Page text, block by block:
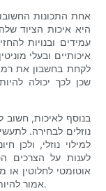
אחת התכונות
היא איכות הציוד
עמידים ובנויות
איכותיים ובעלי
לקחת בחשבון את
שכן לכך יכולה
בנוסף לאיכות, חשוב
נוזלים לבחירה.
למילוי נוזלי, ולכן
לענות על הצרכים
אוטומטי לחלוטין או
אמור להיות מסוגל לספק את הציוד המתאים לפעולה שלך.